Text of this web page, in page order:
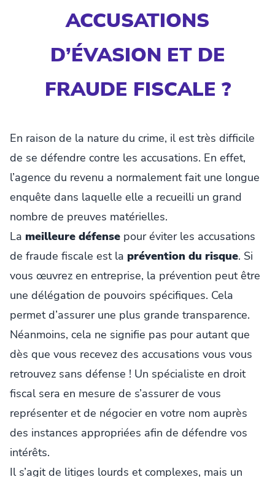
ACCUSATIONS
D’ÉVASION ET DE
FRAUDE FISCALE ?
En raison de la nature du crime, il est très difficile
de se défendre contre les accusations. En effet,
l’agence du revenu a normalement fait une longue
enquête dans laquelle elle a recueilli un grand
nombre de preuves matérielles.
La meilleure défense pour éviter les accusations
de fraude fiscale est la prévention du risque. Si
vous œuvrez en entreprise, la prévention peut être
une délégation de pouvoirs spécifiques. Cela
permet d’assurer une plus grande transparence.
Néanmoins, cela ne signifie pas pour autant que
dès que vous recevez des accusations vous vous
retrouvez sans défense ! Un spécialiste en droit
fiscal sera en mesure de s’assurer de vous
représenter et de négocier en votre nom auprès
des instances appropriées afin de défendre vos
intérêts.
Il s’agit de litiges lourds et complexes, mais un